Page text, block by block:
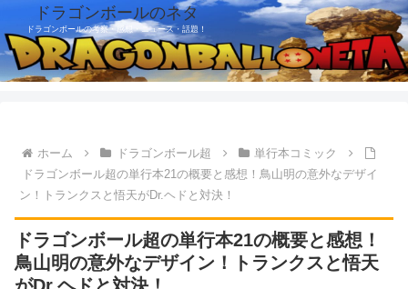
ドラゴンボールのネタ
ドラゴンボールの考察・感想・ニュース・話題！
ホーム ドラゴンボール超
単行本コミック
ドラゴンボール超の単行本21の概要と感想！鳥山明の意外なデザイ
ン！トランクスと悟天がDr.ヘドと対決！
ドラゴンボール超の単行本21の概要と感想！
鳥山明の意外なデザイン！トランクスと悟天